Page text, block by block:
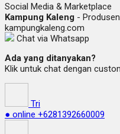
Social Media & Marketplace
Kampung Kaleng -
kampungkaleng.com
Chat via Whatsapp
Ada yang ditanyakan?
Klik untuk chat dengan
Tri
● online +6281392660009